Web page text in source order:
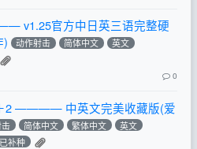
v1.25官方中日英三语完整硬
)
动作射击 简体中文
英文
0
2 ———— 中英文完美收藏版(爱
简体中文 繁体中文
英文
已补种